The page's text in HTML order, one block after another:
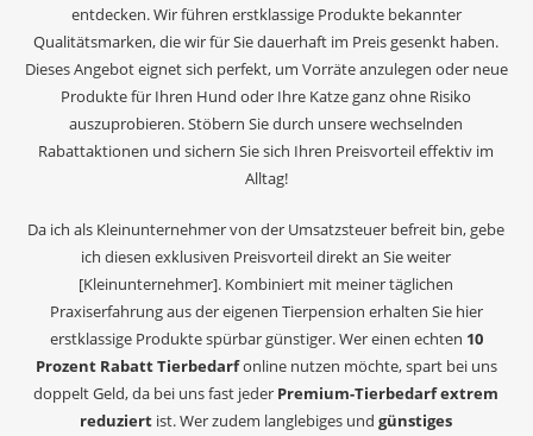
entdecken. Wir führen erstklassige Produkte bekannter
Qualitätsmarken, die wir für Sie dauerhaft im Preis gesenkt haben.
Dieses Angebot eignet sich perfekt, um Vorräte anzulegen oder neue
Produkte für Ihren Hund oder Ihre Katze ganz ohne Risiko
auszuprobieren. Stöbern Sie durch unsere wechselnden
Rabattaktionen und sichern Sie sich Ihren Preisvorteil effektiv im
Alltag!
Da ich als Kleinunternehmer von der Umsatzsteuer befreit bin, gebe
ich diesen exklusiven Preisvorteil direkt an Sie weiter
[Kleinunternehmer]. Kombiniert mit meiner täglichen
Praxiserfahrung aus der eigenen Tierpension erhalten Sie hier
erstklassige Produkte spürbar günstiger. Wer einen echten 10
Prozent Rabatt Tierbedarfonline nutzen möchte, spart bei uns
doppelt Geld, da bei uns fast jeder Premium-Tierbedarf extrem
reduziert ist. Wer zudem langlebiges undgünstiges